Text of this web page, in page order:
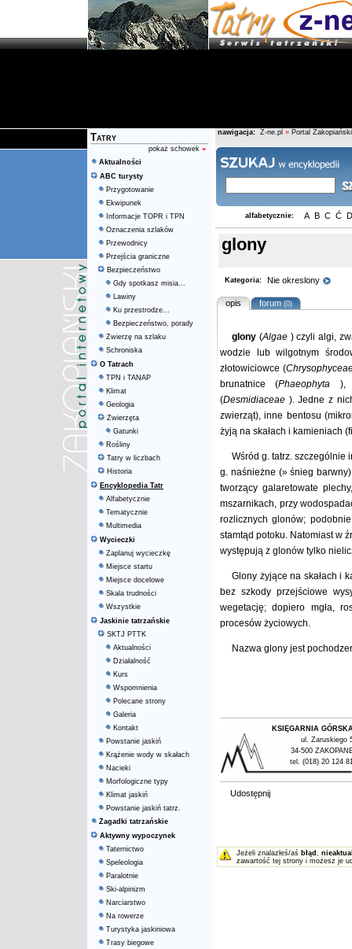
Tatry
pokaż schowek »
Aktualności
ABC turysty
Przygotowanie
Ekwipunek
Informacje TOPR i TPN
Oznaczenia szlaków
Przewodnicy
Przejścia graniczne
Bezpieczeństwo
Gdy spotkasz misia...
Lawiny
Ku przestrodze...
Bezpieczeństwo, porady
Zwierzę na szlaku
Schroniska
O Tatrach
TPN i TANAP
Klimat
Geologia
Zwierzęta
Gatunki
Rośliny
Tatry w liczbach
Historia
Encyklopedia Tatr
Alfabetycznie
Tematycznie
Multimedia
Wycieczki
Zaplanuj wycieczkę
Miejsce startu
Miejsce docelowe
Skala trudności
Wszystkie
Jaskinie tatrzańskie
SKTJ PTTK
Aktualności
Działalność
Kurs
Wspomnienia
Polecane strony
Galeria
Kontakt
Powstanie jaskiń
Krążenie wody w skałach
Nacieki
Morfologiczne typy
Klimat jaskiń
Powstanie jaskiń tatrz.
Zagadki tatrzańskie
Aktywny wypoczynek
Taternictwo
Speleologia
Paralotnie
Ski-alpinizm
Narciarstwo
Na rowerze
Turystyka jaskiniowa
Trasy biegowe
nawigacja: Z-ne.pl » Portal Zakopiański
alfabetycznie: A B C Ć D
glony
Kategoria: Nie okreslony
opis forum(0)
glony (Algae ) czyli algi,
wodzie lub wilgotnym
złotowiciowce (
brunatnice (Phaeophyta ),
(Desmidiaceae ). Jedne z
zwierząt), inne bentosu
żyją na skałach i kamieniach
Wśród g. tatrz. szczególnie
g. naśnieżne (» śnieg
tworzący galaretowate
mszarnikach, przy
rozlicznych glonów;
stamtąd potoku. Natomiast w
występują z glonów tylko
Glony żyjące na skałach i
bez szkody przejściowe
wegetację; dopiero mgła,
procesów życiowych.
Nazwa glony jest
KSIĘGARNIA
ul. Zaruskiego
34-500
tel. (018) 20 124
Udostępnij
Jeżeli znalazłeś/aś błąd ,
zawartość tej strony i możesz je